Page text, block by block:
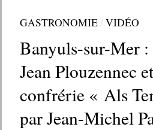
GASTRONOMIE/VIDÉO
Banyuls-sur-Mer
Jean Plouzennec
confrérie « Als
par Jean-Michel